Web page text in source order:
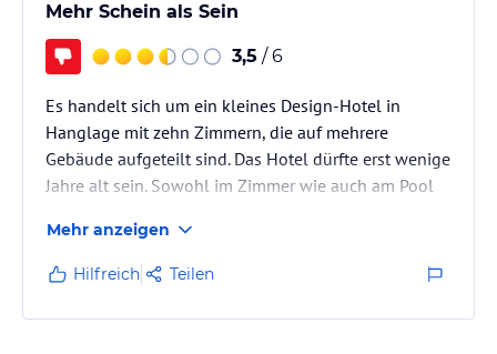
Mehr Schein als Sein
3,5 / 6
Es handelt sich um ein kleines Design-Hotel in
Hanglage mit zehn Zimmern, die auf mehrere
Gebäude aufgeteilt sind. Das Hotel dürfte erst wenige
Jahre alt sein. Sowohl im Zimmer wie auch am Pool
(Taverne), wo auch das Frühstück eingenommen wird.
Die Gäste waren zur Zeit unseres Aufenthalts
hauptsächlich Griechen, es war aber auch Englisch
und Französisch zu hören. Von Familien mit
Mehr anzeigen
Hilfreich Teilen